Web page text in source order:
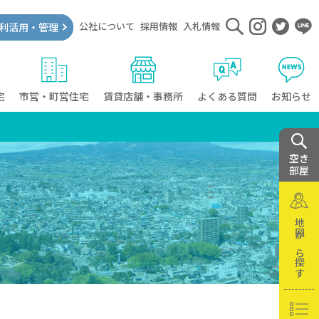
市営・町営住宅 賃貸店舗・事務所 よくある質問 お知らせ
利活用・管理 公社について 採用情報 入札情報
空き
部屋
地図から探す